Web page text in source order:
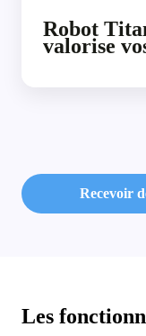
Robot
valorise
Recevoir
Les